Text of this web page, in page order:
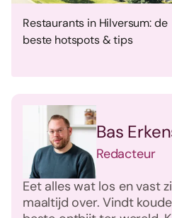
Restaurants in Hilversum: de
beste hotspots & tips
Bas
Redacteur
Eet alles wat los en vast
maaltijd over. Vindt